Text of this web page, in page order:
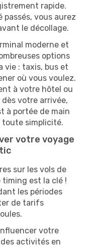
rapide.
vous aurez
le décollage.
moderne et
options
vie : taxis, bus et
où vous voulez.
à votre hôtel ou
votre arrivée,
à portée de main
toute simplicité.
votre voyage
sur les vols de
timing est la clé !
les périodes
de tarifs
votre
activités en